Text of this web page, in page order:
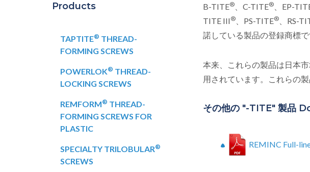
B-TITE® 、C-TITE® 、EP-
TITE III® 、PS-TITE® 、RS-
諾している製品の登録商標で
本来、これらの製品は日本
用されています。これらの
その他の "-TITE" 製品
REMINC Full-
Products
TAPTITE® THREAD-
FORMING SCREWS
POWERLOK® THREAD-
LOCKING SCREWS
REMFORM® THREAD-
FORMING SCREWS FOR
PLASTIC
SPECIALTY TRILOBULAR®
SCREWS